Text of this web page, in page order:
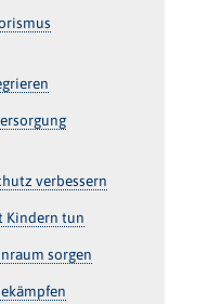
verbessern
Kindern tun
sorgen